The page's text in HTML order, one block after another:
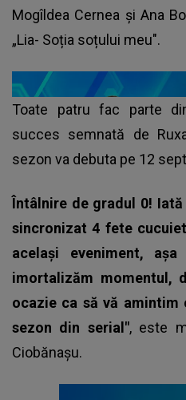
Mogîldea Cernea și Ana
„Lia- Soția soțului meu".
Toate patru fac parte
succes semnată de
sezon va debuta pe 12
Întâlnire de gradul 0!
sincronizat 4 fete
același eveniment,
imortalizăm momentul,
ocazie ca să vă amintim
sezon din serial", este
Ciobănașu.